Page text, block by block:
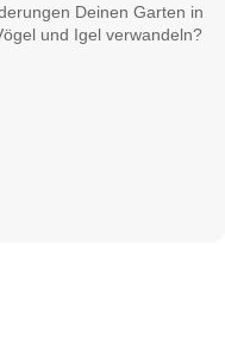
Deinen Garten in
und Igel verwandeln?